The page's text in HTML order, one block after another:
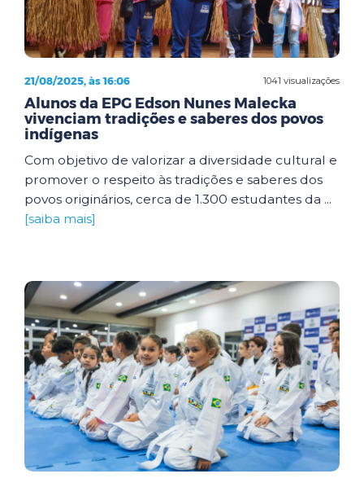
1041 visualizações
21/08/2025, às 16:06
Alunos da EPG Edson Nunes Malecka
vivenciam tradições e saberes dos povos
indígenas
Com objetivo de valorizar a diversidade cultural e
promover o respeito às tradições e saberes dos
povos originários, cerca de 1.300 estudantes da ...
[saiba mais]